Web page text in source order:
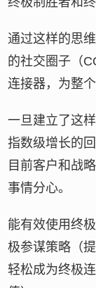
通过这样的思
的社交圈子（
连接器，为整
一旦建立了这
指数级增长的
目前客户和战
事情分心。
能有效使用终
极参谋策略（
轻松成为终极